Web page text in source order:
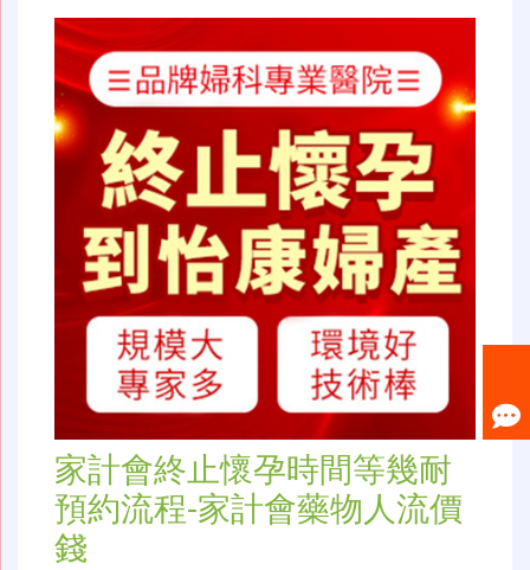
家計會終止懷孕時間等幾耐
預約流程-家計會藥物人流價
錢